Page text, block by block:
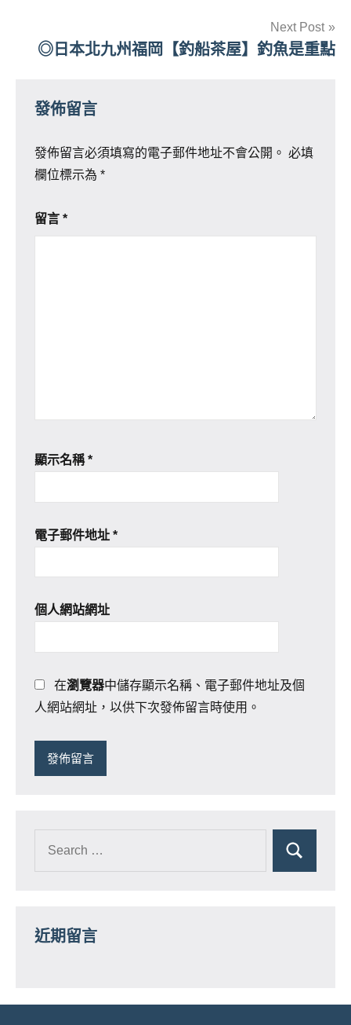
Next Post
◎日本北九州福岡【釣船茶屋】釣魚是重點
發佈留言
發佈留言必須填寫的電子郵件地址不會公開。 必填
欄位標示為 *
留言 *
顯示名稱*
電子郵件地址 *
個人網站網址
在瀏覽器中儲存顯示名稱、電子郵件地址及個
人網站網址，以供下次發佈留言時使用。
近期留言